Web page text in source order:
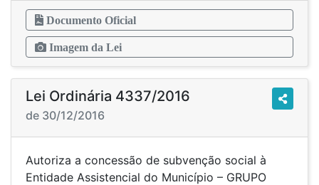
Documento Oficial
Imagem da Lei
Lei Ordinária 4337/2016
de 30/12/2016
Autoriza a concessão de subvenção social à
Entidade Assistencial do Município – GRUPO